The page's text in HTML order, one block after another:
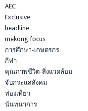
AEC
Exclusive
headline
mekong focus
การศึกษา-เกษตรกร
กีฬา
คุณภาพชีวิต-สิ่งแวดล้อม
จับกระแสสังคม
ท่องเที่ยว
นันทนาการ